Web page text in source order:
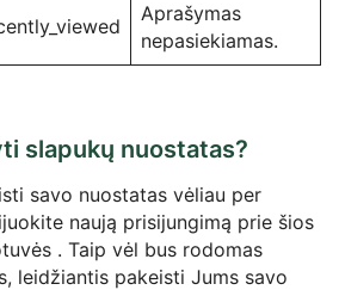
Aprašymas
nepasiekiamas.
slapukų nuostatas?
savo nuostatas vėliau per
naują prisijungimą prie šios
. Taip vėl bus rodomas
leidžiantis pakeisti Jums savo